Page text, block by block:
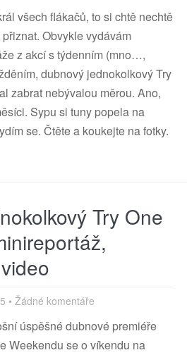
všech flákačů, to si chtě nechtě
přiznat. Obvykle vydávám
z akcí s týdenním (mno…,
dubnový jednokolkový Try
zabrat nebývalou měrou. Ano,
Sypu si tuny popela na
se. Čtěte a koukejte na fotky.
Try One
Žádné komentáře
úspěšné dubnové premiéře
Weekendu se o víkendu na